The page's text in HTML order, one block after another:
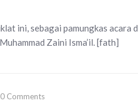
ini, sebagai pamungkas acara
Zaini Isma’il. [fath]
0 Comments